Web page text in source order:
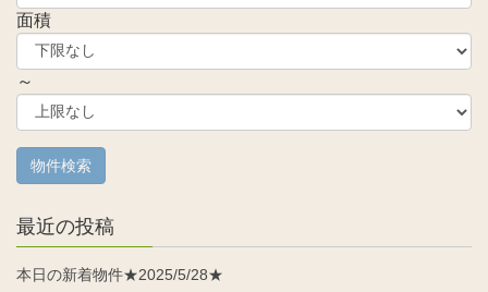
面積
～
最近の投稿
本日の新着物件★2025/5/28★